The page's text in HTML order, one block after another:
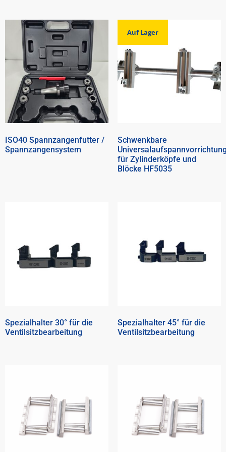
ISO40 Spannzangenfutter /
Spannzangensystem
Auf Lager
Schwenkbare
für Zylinderköpfe und
Blöcke HF5035
Spezialhalter 30° für die
Ventilsitzbearbeitung
Spezialhalter 45° für die
Ventilsitzbearbeitung